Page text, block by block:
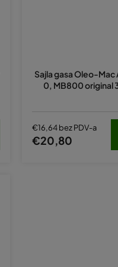
Sajla gasa Oleo-Mac
0, MB800 original
€16,64 bez PDV-a
€20,80